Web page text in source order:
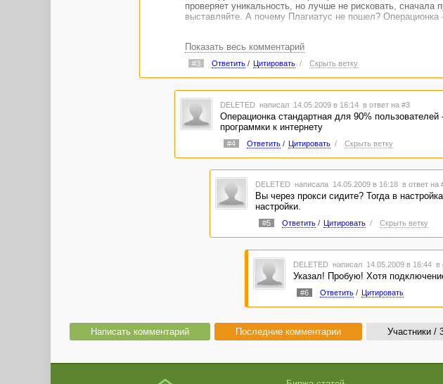
проверяет уникальность, но лучше не рисковать,
выставляйте. А почему Плагиатус не пошел? Операционка
Показать весь комментарий
#3 Ответить/ Цитировать / Скрыть ветку
DELETED написал 14.05.2009 в 16:14 в ответ на #3
Операционка стандартная для 90%
программки к интернету
#4 Ответить/ Цитировать / Скрыть ветку
DELETED написала 14.05.2009 в 16:18 в ответ на
Вы через прокси сидите? Тогда в
настройки.
#5 Ответить/ Цитировать / Скрыть ветку
DELETED написал 14.05.2009 в 16:44 в
Указал! Пробую! Хотя
#6 Ответить/ Цитировать
Написать комментарий Последние комментарии Участники /